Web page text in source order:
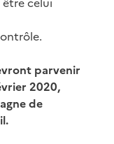
parvenir
2020,
de